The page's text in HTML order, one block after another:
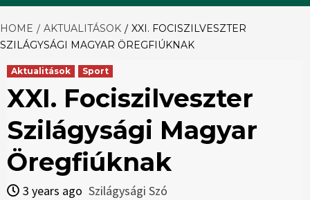
Szó
HOME AKTUALITÁSOK
XXI. FOCISZILVESZTER
SZILÁGYSÁGI MAGYAR ÖREGFIÚKNAK
Aktualitások Sport
XXI. Fociszilveszter
Szilágysági Magyar
Öregfiúknak
3 years ago Szilágysági Szó